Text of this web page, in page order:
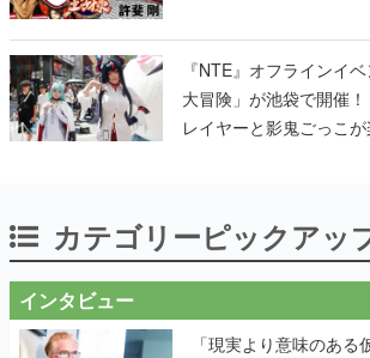
『NTE』オフラインイ
大冒険」が池袋で開催
レイヤーと影鬼ごっこ
カテゴリーピックアッ
インタビュー
「現実より意味のある